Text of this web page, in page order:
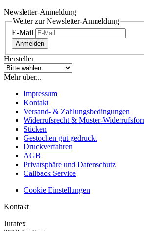
Newsletter-Anmeldung
Weiter zur Newsletter-Anmeldung
E-Mail
Anmelden
Hersteller
Mehr über...
Impressum
Kontakt
Versand- & Zahlungsbedingungen
Widerrufsrecht & Muster-
Sticken
Gestochen gut gedruckt
Druckverfahren
AGB
Privatsphäre und Datenschutz
Callback Service
Cookie Einstellungen
Kontakt
Juratex